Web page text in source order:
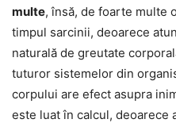
multe, însă, de foarte multe
timpul sarcinii, deoarece
naturală de greutate
tuturor sistemelor din
corpului are efect asupra
este luat în calcul, deoarece